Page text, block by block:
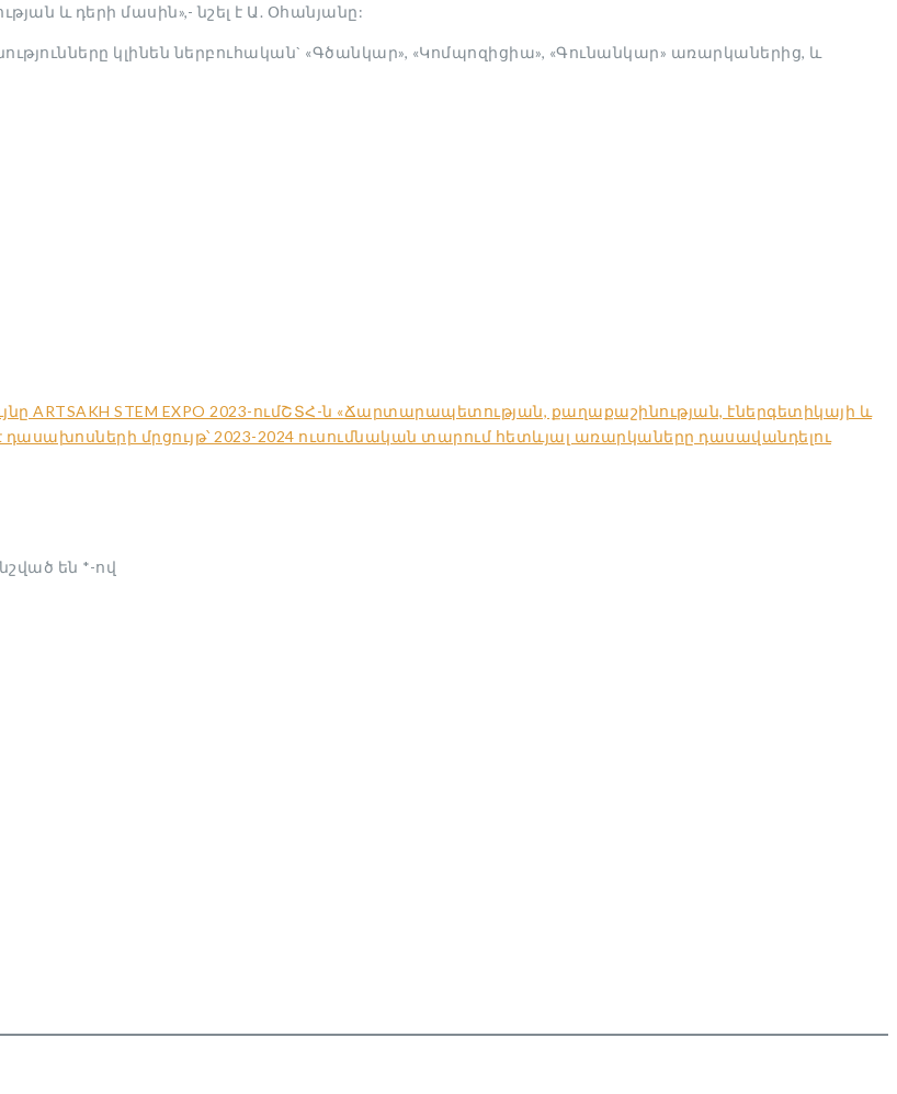
և դերի մասին»,- նշել է Ա. Օհանյանը:
կլինեն ներբուհական` «Գծանկար», «Կոմպոզիցիա», «Գունանկար» առարկաներից, և
STEM EXPO 2023-ումՇՏՀ-ն «Ճարտարապետության, քաղաքաշինության, էներգետիկայի և
մրցույթ՝ 2023-2024 ուսումնական տարում հետևյալ առարկաները դասավանդելու
են *-ով